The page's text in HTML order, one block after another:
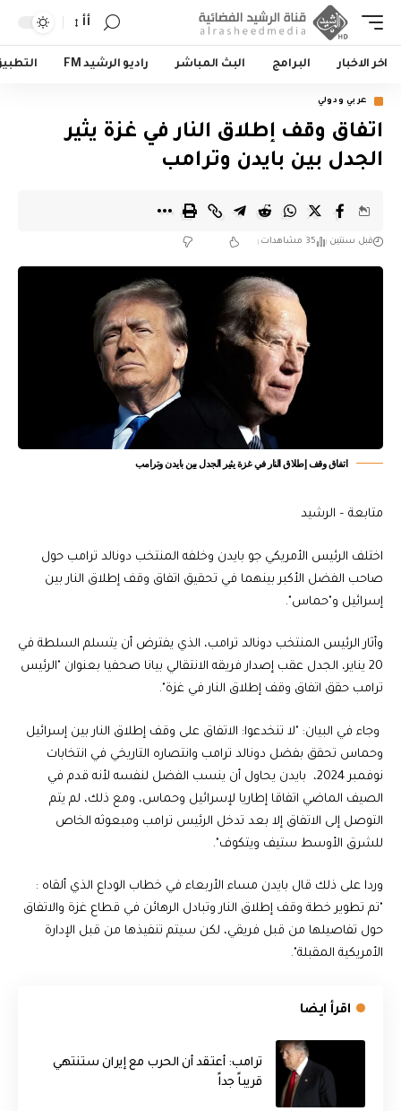
أأ
اخر الاخبار البرامج البث المباشر راديو الرشيد FM
عربي ودولي
اتفاق وقف إطلاق النار في غزة يثير
الجدل بين بايدن وترامب
قبل سنتين 35 مشاهدات
اتفاق وقف إطلاق النار في غزة يثير الجدل بين بايدن وترامب
متابعة – الرشيد
اختلف الرئيس الأمريكي جو بايدن وخلفه المنتخب دونالد ترامب حول
صاحب الفضل الأكبر بينهما في تحقيق اتفاق وقف إطلاق النار بين
إسرائيل و"حماس".
وأثار الرئيس المنتخب دونالد ترامب، الذي يفترض أن يتسلم السلطة في
20 يناير، الجدل عقب إصدار فريقه الانتقالي بيانا صحفيا بعنوان "الرئيس
ترامب حقق اتفاق وقف إطلاق النار في غزة".
وجاء في البيان: "لا تنخدعوا: الاتفاق على وقف إطلاق النار بين إسرائيل
وحماس تحقق بفضل دونالد ترامب وانتصاره التاريخي في انتخابات
نوفمبر 2024، بايدن يحاول أن ينسب الفضل لنفسه لأنه قدم في
الصيف الماضي اتفاقا إطاريا لإسرائيل وحماس، ومع ذلك، لم يتم
التوصل إلى الاتفاق إلا بعد تدخل الرئيس ترامب ومبعوثه الخاص
للشرق الأوسط ستيف ويتكوف".
وردا على ذلك قال بايدن مساء الأربعاء في خطاب الوداع الذي ألقاه :
"تم تطوير خطة وقف إطلاق النار وتبادل الرهائن في قطاع غزة والاتفاق
حول تفاصيلها من قبل فريقي، لكن سيتم تنفيذها من قبل الإدارة
الأمريكية المقبلة".
اقرأ ايضا
‏ترامب: أعتقد أن الحرب مع إيران ستنتهي
قريباً جداً